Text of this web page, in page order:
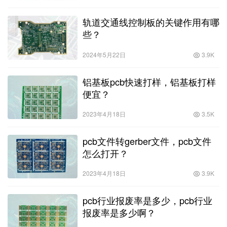
轨道交通线控制板的关键作用有哪
些？
2024年5月22日 3.9K
铝基板pcb快速打样，铝基板打样
便宜？
2023年4月18日 3.5K
pcb文件转gerber文件，pcb文件
怎么打开？
2023年4月18日 3.9K
pcb行业报废率是多少，pcb行业
报废率是多少啊？